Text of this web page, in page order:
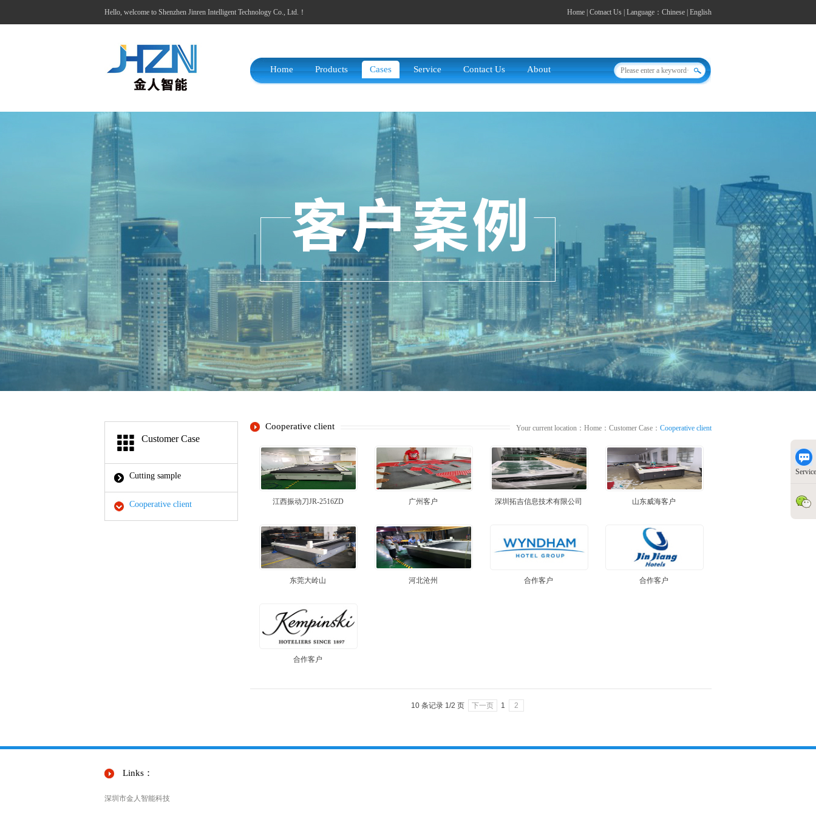
Hello, welcome to Shenzhen Jinren Intelligent Technology Co., Ltd.！ Home Cotnact Us | Language： Chinese English
Home Products Cases Service Contact Us About
Customer Case
Cutting sample
Cooperative client
Cooperative client Your current location： Home ： Customer Case ： Cooperative client
江西振动刀JR-2516ZD 广州客户 深圳拓吉信息技术有限公司 山东威海客户
东莞大岭山 河北沧州 合作客户 合作客户
合作客户
10 条记录 1/2 页 下一页 1 2
Links：
深圳市金人智能科技
Service